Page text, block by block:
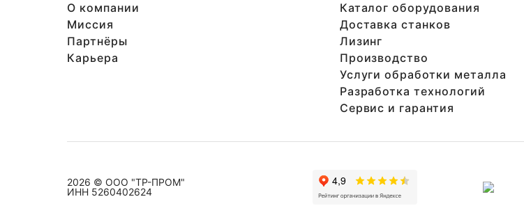
О компании
Миссия
Партнёры
Карьера
Каталог оборудования
Доставка станков
Лизинг
Производство
Услуги обработки металла
Разработка технологий
Сервис и гарантия
2026 © ООО "ТР-ПРОМ"
ИНН 5260402624